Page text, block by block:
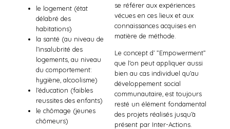
le logement (état
délabré des
habitations)
la santé (au niveau de
l’insalubrité des
logements, au niveau
du comportement:
hygiène, alcoolisme)
l’éducation (faibles
reussites des enfants)
le chômage (jeunes
chômeurs)
se référer aux expériences
vécues en ces lieux et aux
connaissances acquises en
matière de méthode.
Le concept d’ ”Empowerment”
que l’on peut appliquer aussi
bien au cas individuel qu’au
développement social
communautaire, est toujours
resté un élément fondamental
des projets réalisés jusqu’à
présent par Inter-Actions.